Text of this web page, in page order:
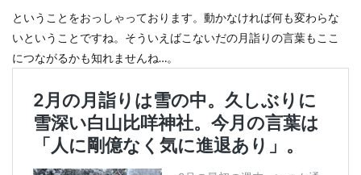
ということをおっしゃっております。動かなければ何も変わらな
いということですね。そういえばこないだの月詣りの言葉もここ
につながるかも知れませんね…。